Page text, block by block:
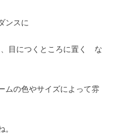
ンスに
、目につくところに置く な
ムの色やサイズによって雰